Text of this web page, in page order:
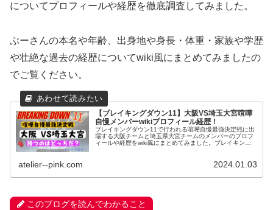
についてプロフィールや経歴を徹底調査してみました。
ぶーさんの本名や年齢、出身地や身長・体重・家族や学歴
や壮絶な過去の経歴についてwiki風にまとめてみましたの
でご覧ください。
【ブレイキングダウン11】大阪VS埼玉大宮喧嘩
自慢メンバーwikiプロフィール経歴！
ブレイキングダウン11で行われる喧嘩自慢最強決定戦に出
場する大阪チームと埼玉県大宮チームのメンバーのプロフ
ィールや経歴をwiki風にまとめてみました。ブレイキング
atelier--pink.com 2024.01.03
このブログを読んでわかること